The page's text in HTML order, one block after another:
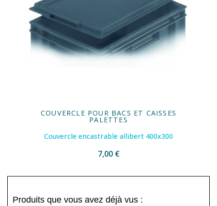
COUVERCLE POUR BACS ET CAISSES
PALETTES
Couvercle encastrable allibert 400x300
7,00 €
Produits que vous avez déjà vus :